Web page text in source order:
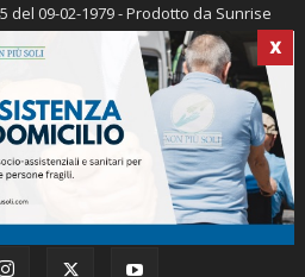
X
del 09-02-1979 - Prodotto da Sunrise
Michele Marocco -Cookie policy
sport.com
SEGUICI